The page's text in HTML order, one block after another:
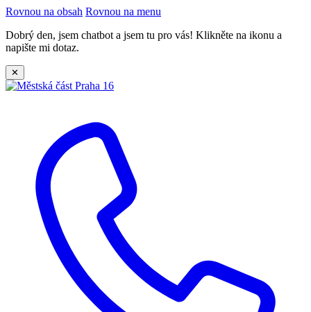
Rovnou na obsah Rovnou na menu
Dobrý den, jsem chatbot a jsem tu pro vás! Klikněte na ikonu a
napište mi dotaz.
✕